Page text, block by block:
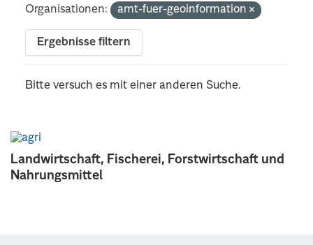
Landwirtschaft, Fischerei, Forstwirtschaft und
Nahrungsmittel
Organisationen:
amt-fuer-geoinformation
Ergebnisse filtern
Bitte versuch es mit einer anderen Suche.